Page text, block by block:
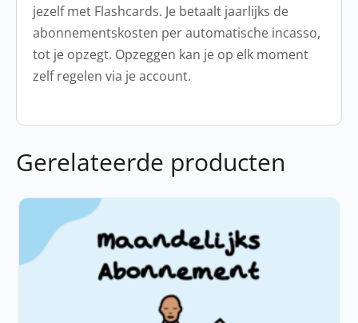
jezelf met Flashcards. Je betaalt jaarlijks de
abonnementskosten per automatische incasso,
tot je opzegt. Opzeggen kan je op elk moment
zelf regelen via je account.
Gerelateerde producten